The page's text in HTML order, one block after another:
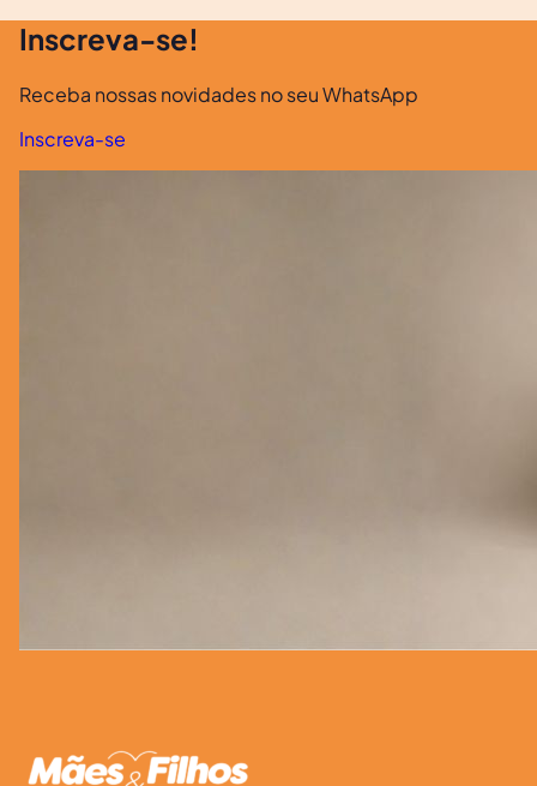
Inscreva-se!
Receba nossas novidades no seu WhatsApp
Inscreva-se